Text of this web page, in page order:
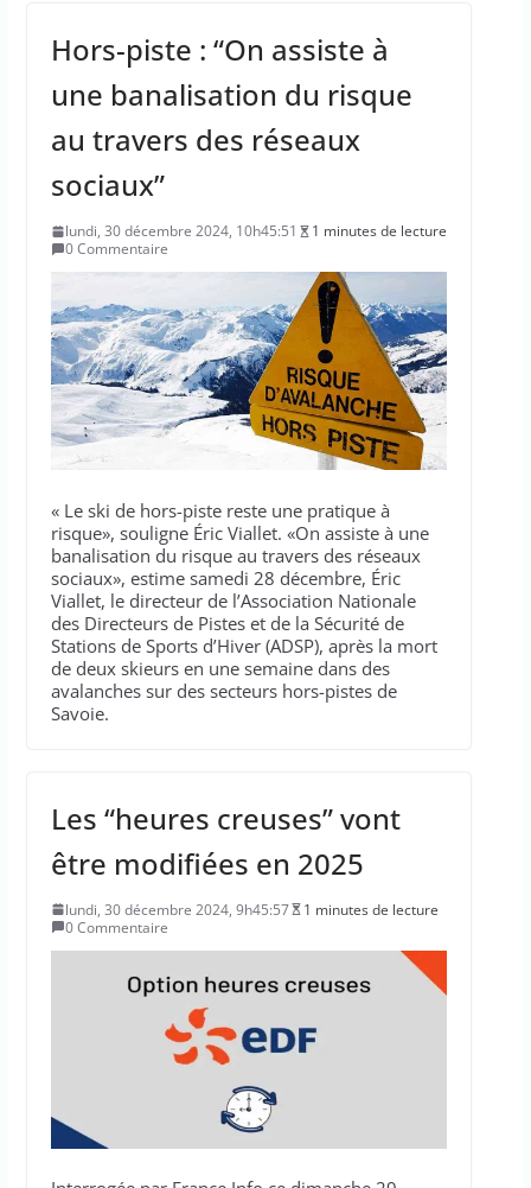
Hors-piste : “On assiste à
une banalisation du risque
au travers des réseaux
sociaux”
lundi, 30 décembre 2024, 10h45:51
1 minutes de lecture
0 Commentaire
« Le ski de hors-piste reste une pratique à
risque», souligne Éric Viallet. «On assiste à une
banalisation du risque au travers des réseaux
sociaux», estime samedi 28 décembre, Éric
Viallet, le directeur de l’Association Nationale
des Directeurs de Pistes et de la Sécurité de
Stations de Sports d’Hiver (ADSP), après la mort
de deux skieurs en une semaine dans des
avalanches sur des secteurs hors-pistes de
Savoie.
Les “heures creuses” vont
être modifiées en 2025
lundi, 30 décembre 2024, 9h45:57
1 minutes de lecture
0 Commentaire